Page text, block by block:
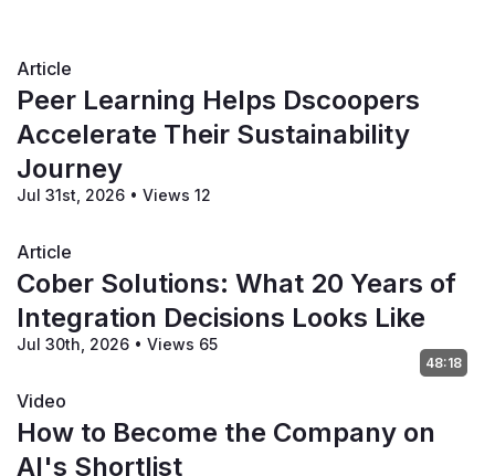
컨텐츠 기반 타겟팅) 및 지리적(ZIP 코드 또는 특정 위치 주
변 반경에 의한 고도로 타겟팅된 실행)이 포함됩니다.
고객의 이익: 금융 고객은 은행을 떠날 수도 있지만, 그렇다
고 해서 돌아오지 않는 것은 아닙니다. 은행은 이전 고객이
돌아올 가능성을 식별하는 예측 모델을 은행 상품별로 세분
화하여 구축하는 데 도움을 찾고 있습니다.
구매할 가능성이 있는지 알고자 하며, 프린터는 이미 고객이
교차 판매 기회의 주요 목표를 파악할 수 있도록 지원하고
있습니다.
페이지와이드(PageWide)의 이상적인 시장금융 시장은 빠
른 고성능 인쇄로 알려진 HP 페이지와이드(PageWide) 장
비를 사용하는 프린터에 이상적입니다. 이 장비는 금융 부문
에서 명세서, "트랜스프로모(transpromo)" 우편물(거래 인
쇄와 수취인의 신분 또는 이력에 따라 맞춤형 프로모션을 결
합하는 것) 및 기타 문서에 필요한 것입니다.종이를 움직일
Article
Peer Learning Helps Dscoopers
Accelerate Their Sustainability
Journey
Jul 31st, 2026 • Views 12
Article
Cober Solutions: What 20 Years of
Integration Decisions Looks Like
Jul 30th, 2026 • Views 65
48:18
Video
How to Become the Company on
AI's Shortlist